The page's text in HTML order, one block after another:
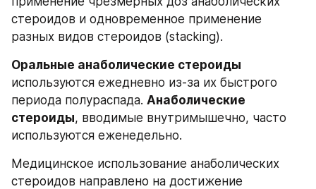
стероидов и одновременное применение
разных видов стероидов (stacking).
Оральные анаболические стероиды
используются ежедневно из-за их быстрого
периода полураспада. Анаболические
стероиды, вводимые внутримышечно, часто
используются еженедельно.
Медицинское использование анаболических
стероидов направлено на достижение